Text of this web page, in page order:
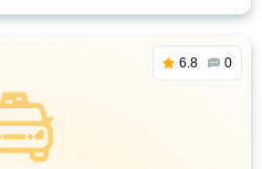
6.8 0